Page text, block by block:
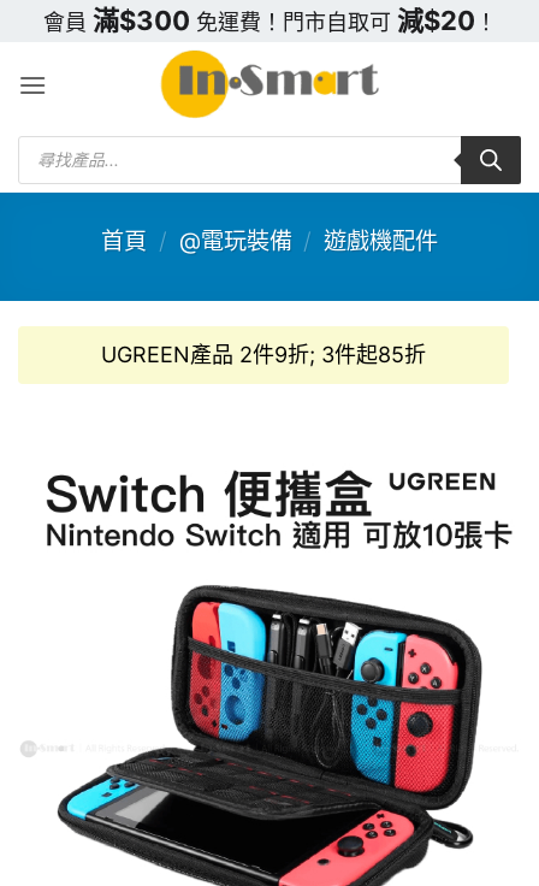
content
會員 滿$300 免運費！門市自取可 減$20 ！
Products
search
首頁 / @電玩裝備 / 遊戲機配件
UGREEN產品 2件9折; 3件起85折